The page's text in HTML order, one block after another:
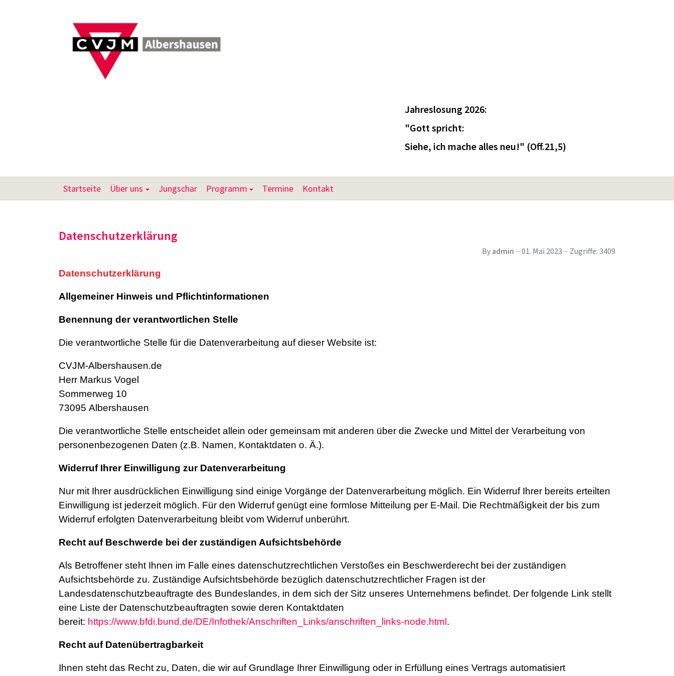
Jahreslosung 2026:
"Gott spricht:
Siehe, ich mache alles neu!" (Off.21,5)
Startseite Über uns Jungschar Programm Termine Kontakt
Datenschutzerklärung
By admin 01. Mai 2023 Zugriffe: 3409
Datenschutzerklärung
Allgemeiner Hinweis und Pflichtinformationen
Benennung der verantwortlichen Stelle
Die verantwortliche Stelle für die Datenverarbeitung auf dieser Website ist:
CVJM-Albershausen.de
Herr Markus Vogel
Sommerweg 10
73095 Albershausen
Die verantwortliche Stelle entscheidet allein oder gemeinsam mit anderen über die Zwecke und Mittel der Verarbeitung von
personenbezogenen Daten (z.B. Namen, Kontaktdaten o. Ä.).
Widerruf Ihrer Einwilligung zur Datenverarbeitung
Nur mit Ihrer ausdrücklichen Einwilligung sind einige Vorgänge der Datenverarbeitung möglich. Ein Widerruf Ihrer bereits erteilten
Einwilligung ist jederzeit möglich. Für den Widerruf genügt eine formlose Mitteilung per E-Mail. Die Rechtmäßigkeit der bis zum
Widerruf erfolgten Datenverarbeitung bleibt vom Widerruf unberührt.
Recht auf Beschwerde bei der zuständigen Aufsichtsbehörde
Als Betroffener steht Ihnen im Falle eines datenschutzrechtlichen Verstoßes ein Beschwerderecht bei der zuständigen
Aufsichtsbehörde zu. Zuständige Aufsichtsbehörde bezüglich datenschutzrechtlicher Fragen ist der
Landesdatenschutzbeauftragte des Bundeslandes, in dem sich der Sitz unseres Unternehmens befindet. Der folgende Link stellt
eine Liste der Datenschutzbeauftragten sowie deren Kontaktdaten
bereit: https://www.bfdi.bund.de/DE/Infothek/Anschriften_Links/anschriften_links-node.html .
Recht auf Datenübertragbarkeit
Ihnen steht das Recht zu, Daten, die wir auf Grundlage Ihrer Einwilligung oder in Erfüllung eines Vertrags automatisiert